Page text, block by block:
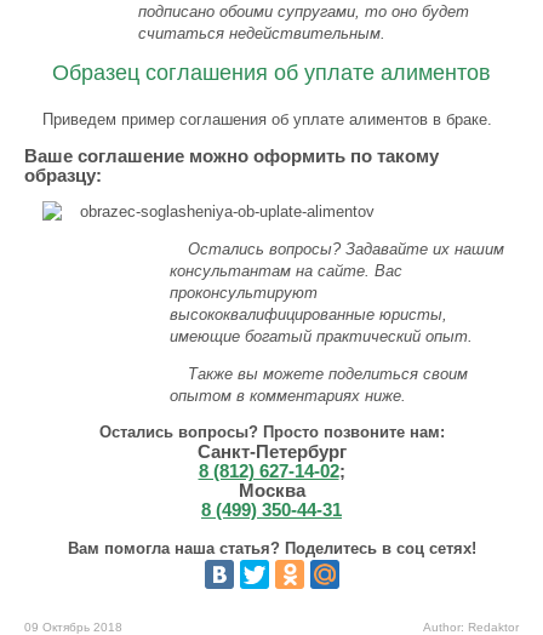
подписано обоими супругами, то оно будет
считаться недействительным.
Образец соглашения об уплате алиментов
Приведем пример соглашения об уплате алиментов в браке.
Ваше соглашение можно оформить по такому
образцу:
Остались вопросы? Задавайте их нашим
консультантам на сайте. Вас
проконсультируют
высококвалифицированные юристы,
имеющие богатый практический опыт.
Также вы можете поделиться своим
опытом в комментариях ниже.
Остались вопросы? Просто позвоните нам:
Санкт-Петербург
8 (812) 627-14-02;
Москва
8 (499) 350-44-31
Вам помогла наша статья? Поделитесь в соц сетях!
09 Октябрь 2018 Author: Redaktor